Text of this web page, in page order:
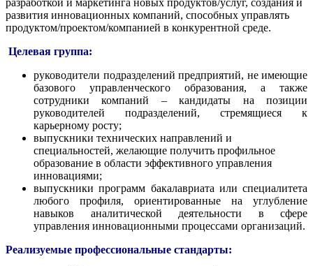
развития инновационных компаний, способных управлять
продуктом/проектом/компанией в конкурентной среде.
Целевая группа:
руководители подразделений предприятий, не имеющие
базового управленческого образования, а также
сотрудники компаний – кандидаты на позиции
руководителей подразделений, стремящиеся к
карьерному росту;
выпускники технических направлений и
специальностей, желающие получить профильное
образование в области эффективного управления
инновациями;
выпускники программ бакалавриата или специалитета
любого профиля, ориентированные на углубление
навыков аналитической деятельности в сфере
управления инновационными процессами организаций.
Реализуемые профессиональные стандарты: